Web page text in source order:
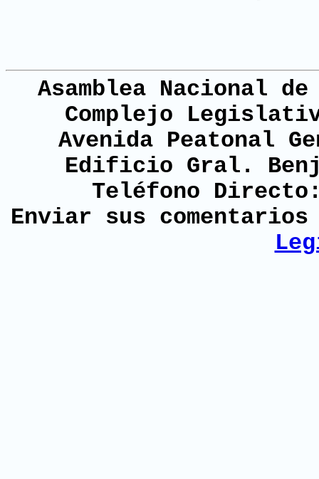
Asamblea Nacional
Complejo
Avenida Peatonal
Edificio Gral.
Teléfono
Enviar sus